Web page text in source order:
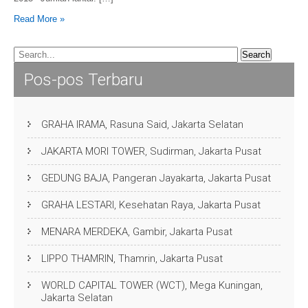
Read More »
Pos-pos Terbaru
GRAHA IRAMA, Rasuna Said, Jakarta Selatan
JAKARTA MORI TOWER, Sudirman, Jakarta Pusat
GEDUNG BAJA, Pangeran Jayakarta, Jakarta Pusat
GRAHA LESTARI, Kesehatan Raya, Jakarta Pusat
MENARA MERDEKA, Gambir, Jakarta Pusat
LIPPO THAMRIN, Thamrin, Jakarta Pusat
WORLD CAPITAL TOWER (WCT), Mega Kuningan,
Jakarta Selatan